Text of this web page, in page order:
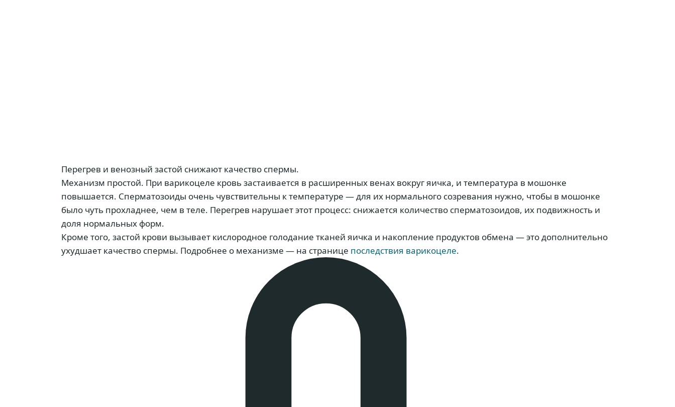
Перегрев и венозный застой снижают качество спермы.
Механизм простой. При варикоцеле кровь застаивается в расширенных венах вокруг яичка, и температура в мошонке
повышается. Сперматозоиды очень чувствительны к температуре — для их нормального созревания нужно, чтобы в мошонке
было чуть прохладнее, чем в теле. Перегрев нарушает этот процесс: снижается количество сперматозоидов, их подвижность и
доля нормальных форм.
Кроме того, застой крови вызывает кислородное голодание тканей яичка и накопление продуктов обмена — это дополнительно
ухудшает качество спермы. Подробнее о механизме — на странице последствия варикоцеле.